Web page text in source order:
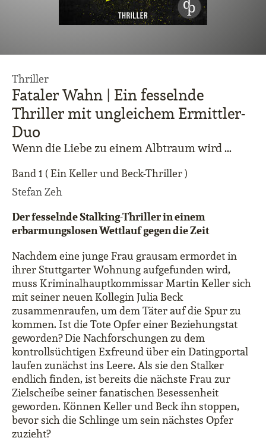
Fataler Wahn | Ein fesselnde
Thriller mit ungleichem Ermittler-
Duo
Wenn die Liebe zu einem Albtraum wird …
Band 1 ( Ein Keller und Beck-Thriller )
Stefan Zeh
Thriller
Der fesselnde Stalking-Thriller in einem
erbarmungslosen Wettlauf gegen die Zeit
Nachdem eine junge Frau grausam ermordet in
ihrer Stuttgarter Wohnung aufgefunden wird,
muss Kriminalhauptkommissar Martin Keller sich
mit seiner neuen Kollegin Julia Beck
zusammenraufen, um dem Täter auf die Spur zu
kommen. Ist die Tote Opfer einer Beziehungstat
geworden? Die Nachforschungen zu dem
kontrollsüchtigen Exfreund über ein Datingportal
laufen zunächst ins Leere. Als sie den Stalker
endlich finden, ist bereits die nächste Frau zur
Zielscheibe seiner fanatischen Besessenheit
geworden. Können Keller und Beck ihn stoppen,
bevor sich die Schlinge um sein nächstes Opfer
zuzieht?